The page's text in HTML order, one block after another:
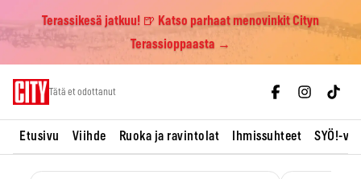
Terassikesä jatkuu! 🍺 Katso parhaat menovinkit Cityn
Terassioppaasta →
Tätä et odottanut
Etusivu Viihde Ruoka ja ravintolat Ihmissuhteet SYÖ!-